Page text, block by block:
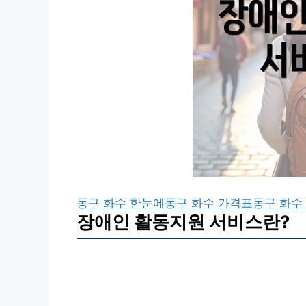
동구 화수 한눈에동구 화수 가격표동구 화수
장애인 활동지원 서비스란?